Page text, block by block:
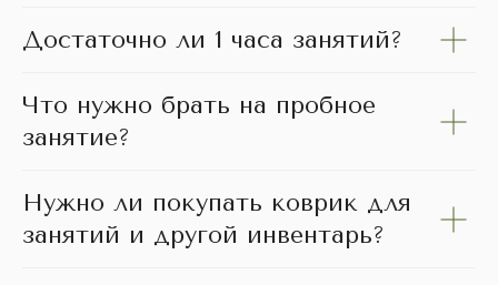
Достаточно ли 1 часа занятий?
Что нужно брать на пробное
занятие?
Нужно ли покупать коврик для
занятий и другой инвентарь?